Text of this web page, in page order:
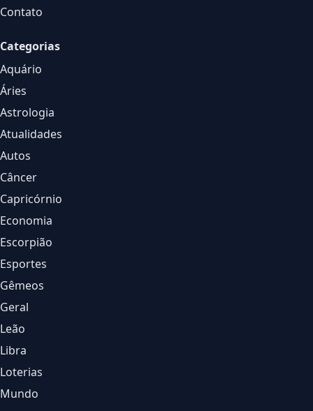
Contato
Categorias
Aquário
Áries
Astrologia
Atualidades
Autos
Câncer
Capricórnio
Economia
Escorpião
Esportes
Gêmeos
Geral
Leão
Libra
Loterias
Mundo